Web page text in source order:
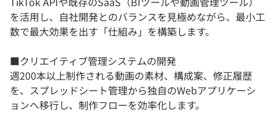
を活用し、自社開発とのバランスを見極めながら、最小工
数で最大効果を出す「仕組み」を構築します。
■クリエイティブ管理システムの開発
週200本以上制作される動画の素材、構成案、修正履歴
を、スプレッドシート管理から独自のWebアプリケーシ
ョンへ移行し、制作フローを効率化します。